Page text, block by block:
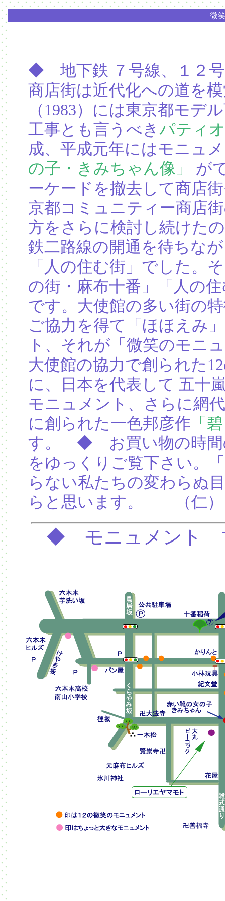
微
◆ 地下鉄 ７号線、１２号
商店街は近代化への道を
（1983）には東京都モデ
工事とも言うべき パティ
成、平成元年にはモニュ
の子・きみちゃん像」
が
ーケードを撤去して商店
京都コミュニティー商店
方をさらに検討し続け
鉄二路線の開通を待ちな
「人の住む街」でした。
の街・麻布十番」「人の
です。大使館の多い街の
ご協力を得て「ほほえみ
ト、それが「微笑のモ
大使館の協力で創られた
に、日本を代表して 五十
モニュメント、さらに網
に創られた一色邦彦作 「
す。 ◆ お買い物の時間
をゆっくりご覧下さい。
らない私たちの変わらぬ
らと思います。 （仁）
◆ モニュメント